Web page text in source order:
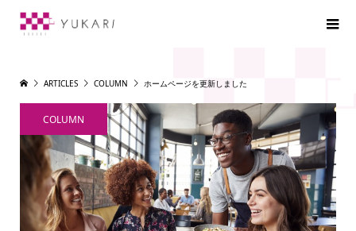
ARTICLES COLUMN ホームページを更新しました
COLUMN